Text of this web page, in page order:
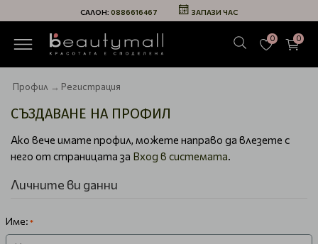
САЛОН: 0886616467 ЗАПАЗИ ЧАС
0 0
Профил Регистрация
СЪЗДАВАНЕ НА ПРОФИЛ
Ако вече имате профил, можете направо да влезете с
него от страницата за Вход в системата.
Личните ви данни
Име: